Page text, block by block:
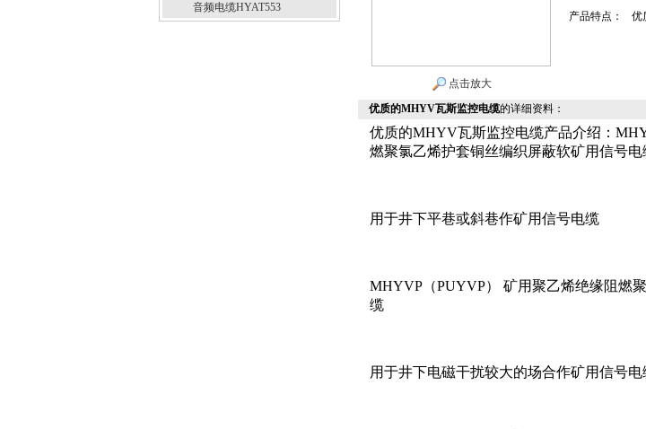
音频电缆HYAT553
点击放大
产品特点： 优
优质的MHYV瓦斯监控电缆的详细资料：
优质的MHYV瓦斯监控电缆产品介绍：
燃聚氯乙烯护套铜丝编织屏蔽软矿用信号电
用于井下平巷或斜巷作矿用信号电缆
MHYVP（PUYVP） 矿用聚乙烯绝缘阻燃
缆
用于井下电磁干扰较大的场合作矿用信号电